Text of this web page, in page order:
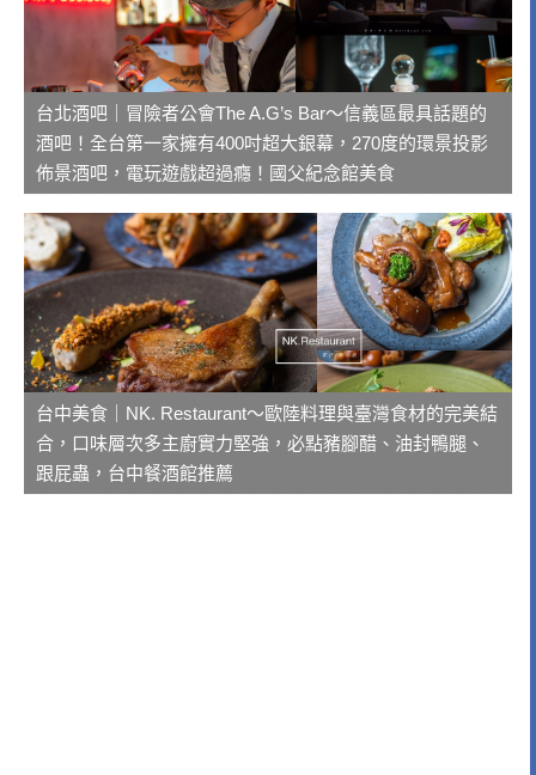
台北酒吧｜冒險者公會The A.G’s Bar～信義區最具話題的
酒吧！全台第一家擁有400吋超大銀幕，270度的環景投影
佈景酒吧，電玩遊戲超過癮！國父紀念館美食
台中美食｜NK. Restaurant～歐陸料理與臺灣食材的完美結
合，口味層次多主廚實力堅強，必點豬腳醋、油封鴨腿、
跟屁蟲，台中餐酒館推薦